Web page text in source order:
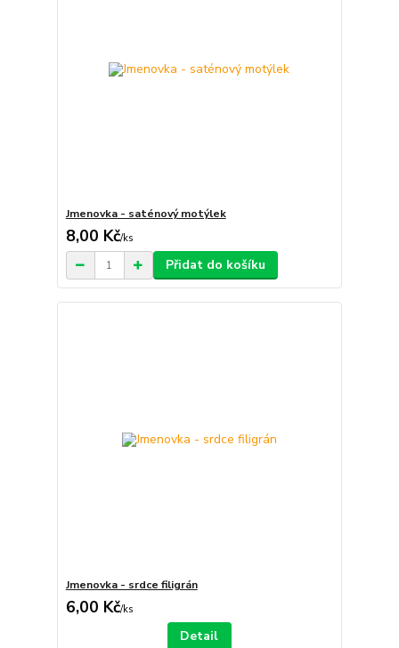
Jmenovka - saténový motýlek
8,00 Kč/ks
Přidat do košíku
Jmenovka - srdce filigrán
6,00 Kč/ks
Detail